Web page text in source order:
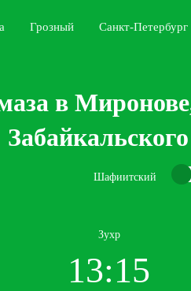
Грозный Санкт-Петербург
в
Шафиитский
Зухр
13:15